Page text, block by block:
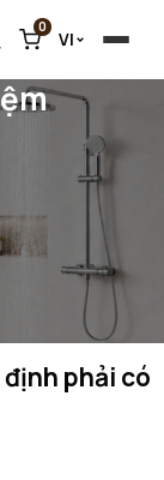
0
VI
phải có